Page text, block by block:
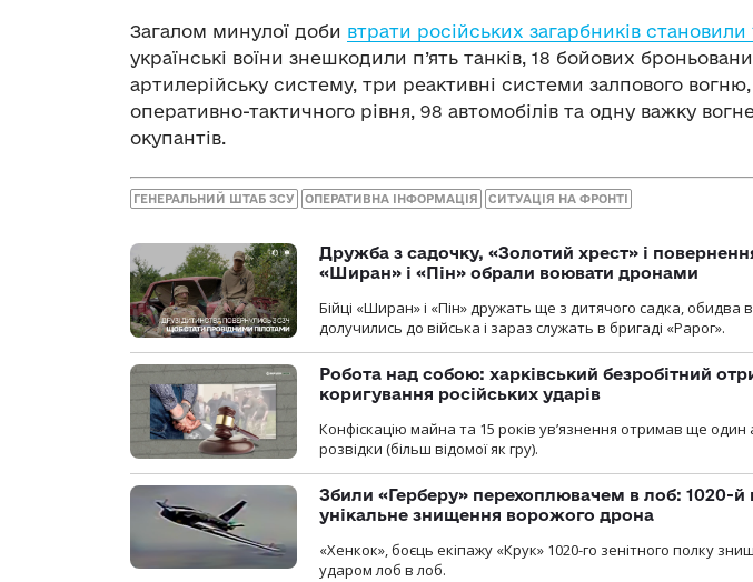
Загалом минулої доби втрати російських загарбників становили
українські воїни знешкодили п’ять танків, 18 бойових
артилерійську систему, три реактивні системи залпового
оперативно-тактичного рівня, 98 автомобілів та одну важку
окупантів.
ГЕНЕРАЛЬНИЙ ШТАБ ЗСУ ОПЕРАТИВНА ІНФОРМАЦІЯ СИТУАЦІЯ НА ФРОНТІ
Дружба з садочку, «Золотий хрест» і
«Ширан» і «Пін» обрали воювати дронами
Бійці «Ширан» і «Пін» дружать ще з дитячого садка, обидва
долучились до війська і зараз служать в бригаді «Рарог».
Робота над собою: харківський безробітний
коригування російських ударів
Конфіскацію майна та 15 років увʼязнення отримав ще один
розвідки (більш відомої як гру).
Збили «Герберу» перехоплювачем в лоб: 1020-й
унікальне знищення ворожого дрона
«Хенкок», боєць екіпажу «Крук» 1020-го зенітного полку
ударом лоб в лоб.